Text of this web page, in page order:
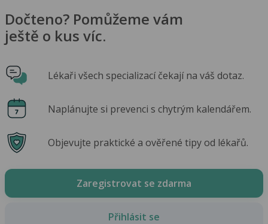
Dočteno? Pomůžeme vám
ještě o kus víc.
Lékaři všech specializací čekají na váš dotaz.
Naplánujte si prevenci s chytrým kalendářem.
Objevujte praktické a ověřené tipy od lékařů.
Zaregistrovat se zdarma
Přihlásit se